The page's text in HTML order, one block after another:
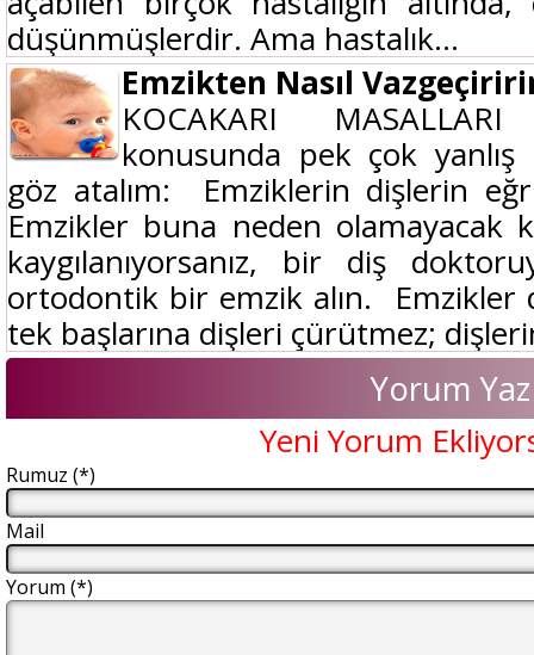
düşünmüşlerdir. Ama hastalık...
Emzikten Nasıl
KOCAKARI
konusunda pek çok yanlış
göz atalım: Emziklerin dişlerin
Emzikler buna neden olamayacak
kaygılanıyorsanız, bir diş
ortodontik bir emzik alın. Emzikler
tek başlarına dişleri çürütmez;
Yorum Yaz
Yeni Yorum
Rumuz (*)
Mail
Yorum (*)